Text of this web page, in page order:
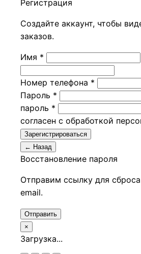
Регистрация
Создайте аккаунт, чтобы
заказов.
Имя *
Номер телефона *
Пароль *
пароль *
согласен с обработкой
Зарегистрироваться
← Назад
Восстановление пароля
Отправим ссылку для
email.
Отправить
×
Загрузка...